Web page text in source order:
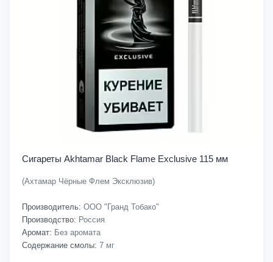
Сигареты Akhtamar Black Flame Exclusive 115 мм
(Ахтамар Чёрные Флем Эксклюзив)
Производитель: ООО "Гранд Тобако"
Производство: Россия
Аромат: Без аромата
Содержание смолы: 7 мг